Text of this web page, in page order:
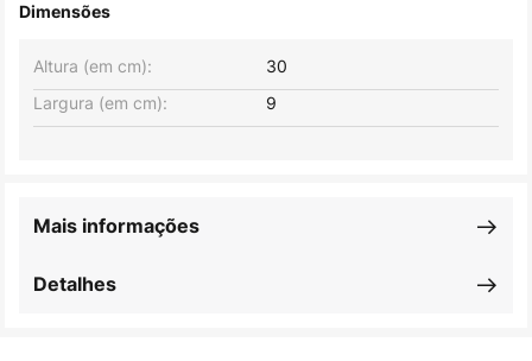
Dimensões
Largura (em cm): 9
Altura (em cm): 30
Detalhes
Mais informações